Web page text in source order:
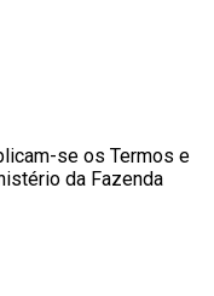
se os Termos e
da Fazenda